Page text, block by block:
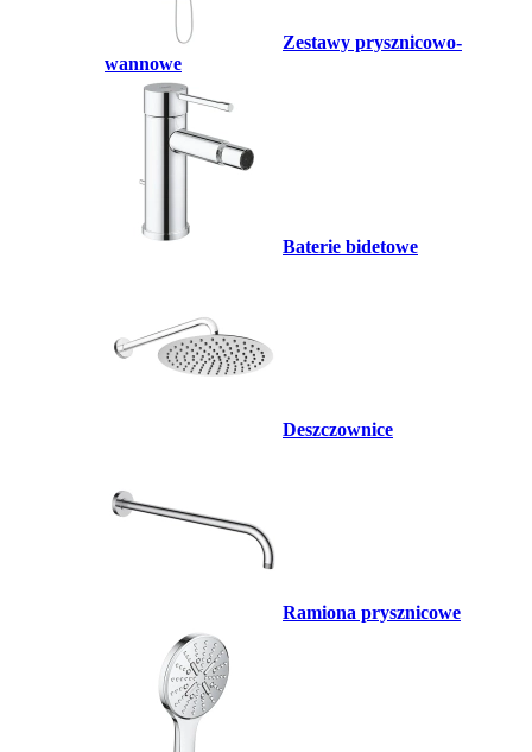
Zestawy prysznicowo-
wannowe
Baterie bidetowe
Deszczownice
Ramiona prysznicowe